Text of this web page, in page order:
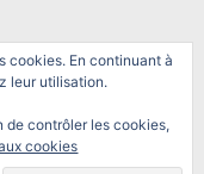
cookies. En continuant à
leur utilisation.
de contrôler les cookies,
cookies